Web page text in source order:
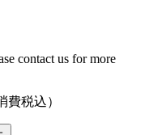
contact us for more
費税込）